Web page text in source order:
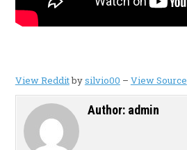
View Redditbysilvio00 – View Source
Author: admin